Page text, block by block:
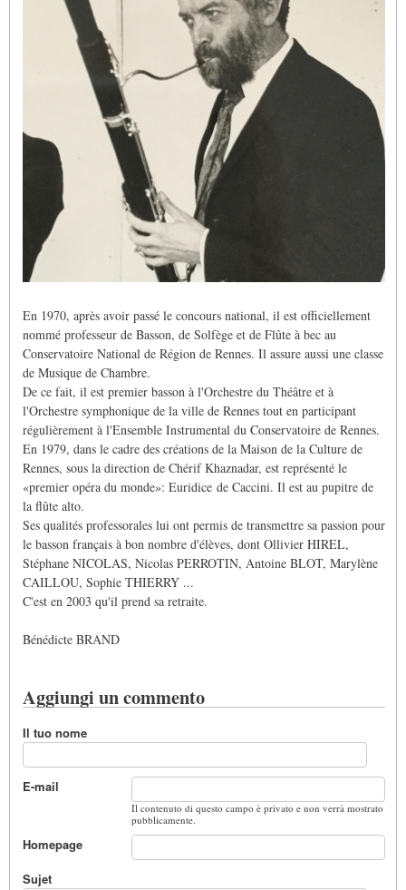
En 1970, après avoir passé le concours national, il est officiellement
nommé professeur de Basson, de Solfège et de Flûte à bec au
Conservatoire National de Région de Rennes. Il assure aussi une classe
de Musique de Chambre.
De ce fait, il est premier basson à l'Orchestre du Théâtre et à
l'Orchestre symphonique de la ville de Rennes tout en participant
régulièrement à l'Ensemble Instrumental du Conservatoire de Rennes.
En 1979, dans le cadre des créations de la Maison de la Culture de
Rennes, sous la direction de Chérif Khaznadar, est représenté le
«premier opéra du monde»: Euridice de Caccini. Il est au pupitre de
la flûte alto.
Ses qualités professorales lui ont permis de transmettre sa passion pour
le basson français à bon nombre d'élèves, dont Ollivier HIREL,
Stéphane NICOLAS, Nicolas PERROTIN, Antoine BLOT, Marylène
CAILLOU, Sophie THIERRY ...
C'est en 2003 qu'il prend sa retraite.
Bénédicte BRAND
Aggiungi un commento
Il tuo nome
E-mail
Il contenuto di questo campo è privato e non verrà mostrato
pubblicamente.
Homepage
Sujet